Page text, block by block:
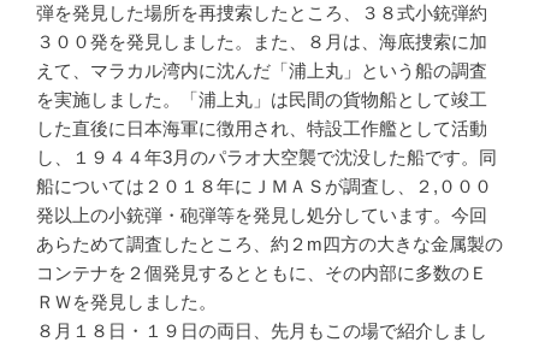
弾を発見した場所を再捜索したところ、３８式小銃弾約
３００発を発見しました。また、８月は、海底捜索に加
えて、マラカル湾内に沈んだ「浦上丸」という船の調査
を実施しました。「浦上丸」は民間の貨物船として竣工
した直後に日本海軍に徴用され、特設工作艦として活動
し、１９４４年3月のパラオ大空襲で沈没した船です。同
船については２０１８年にＪＭＡＳが調査し、２,０００
発以上の小銃弾・砲弾等を発見し処分しています。今回
あらためて調査したところ、約２m四方の大きな金属製の
コンテナを２個発見するとともに、その内部に多数のＥ
ＲＷを発見しました。
８月１８日・１９日の両日、先月もこの場で紹介しまし